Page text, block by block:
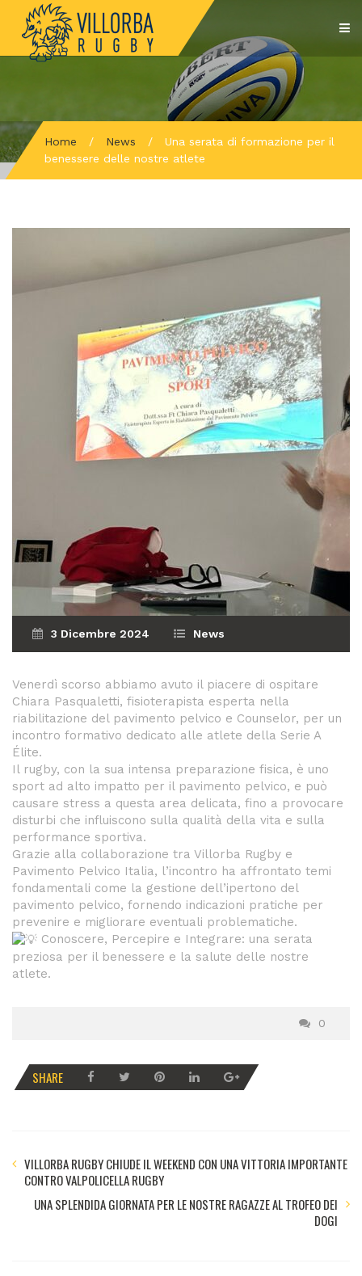
Home / News /
Una serata di formazione per il
benessere delle nostre atlete
3 Dicembre 2024 News
Venerdì scorso abbiamo avuto il piacere di ospitare
Chiara Pasqualetti, fisioterapista esperta nella
riabilitazione del pavimento pelvico e Counselor, per un
incontro formativo dedicato alle atlete della Serie A
Élite.
Il rugby, con la sua intensa preparazione fisica, è uno
sport ad alto impatto per il pavimento pelvico, e può
causare stress a questa area delicata, fino a provocare
disturbi che influiscono sulla qualità della vita e sulla
performance sportiva.
Grazie alla collaborazione tra Villorba Rugby e
Pavimento Pelvico Italia, l’incontro ha affrontato temi
fondamentali come la gestione dell’ipertono del
pavimento pelvico, fornendo indicazioni pratiche per
prevenire e migliorare eventuali problematiche.
Conoscere, Percepire e Integrare: una serata
preziosa per il benessere e la salute delle nostre
atlete.
0
SHARE
VILLORBA RUGBY CHIUDE IL WEEKEND CON UNA VITTORIA IMPORTANTE
CONTRO VALPOLICELLA RUGBY
UNA SPLENDIDA GIORNATA PER LE NOSTRE RAGAZZE AL TROFEO DEI
DOGI